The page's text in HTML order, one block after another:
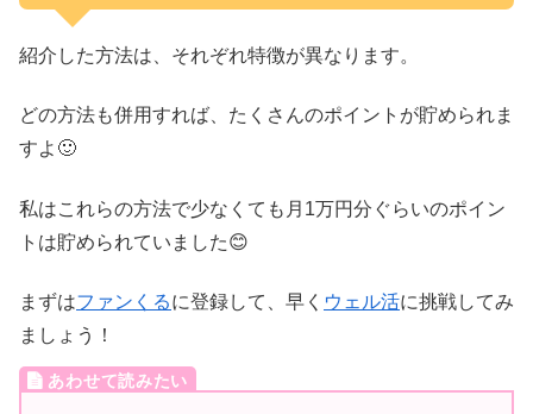
紹介した方法は、それぞれ特徴が異なります。
どの方法も併用すれば、たくさんのポイントが貯められま
すよ🙂
私はこれらの方法で少なくても月1万円分ぐらいのポイン
トは貯められていました😊
まずはファンくるに登録して、早く ウェル活に挑戦してみ
ましょう！